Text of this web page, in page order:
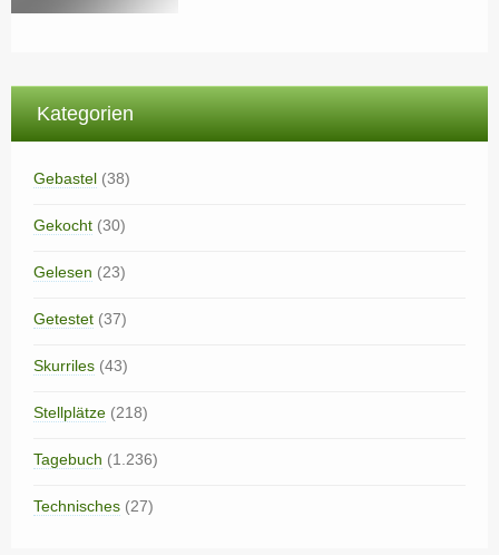
Kategorien
Gebastel (38)
Gekocht (30)
Gelesen (23)
Getestet (37)
Skurriles (43)
Stellplätze (218)
Tagebuch (1.236)
Technisches (27)